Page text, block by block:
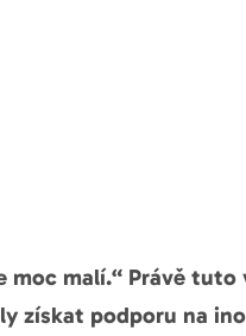
moc malí.“ Právě
získat podporu na